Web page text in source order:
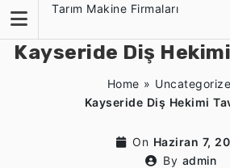
content
Tarım Makine Firmaları
Kayseride Diş
Home »
Kayseride Diş Hekimi
On Haziran 7,
By admin